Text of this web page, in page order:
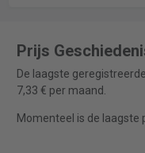
Prijs
De laagste
7,33 € per maand.
Momenteel is de laagste